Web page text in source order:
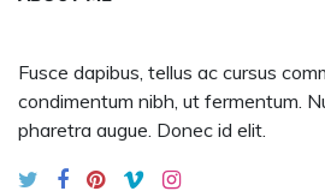
Fusce dapibus, tellus ac cursus
condimentum nibh, ut fermentum.
pharetra augue. Donec id elit.